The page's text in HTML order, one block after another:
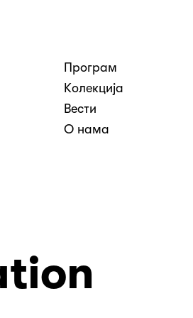
Програм
Kолекција
Вести
О нама